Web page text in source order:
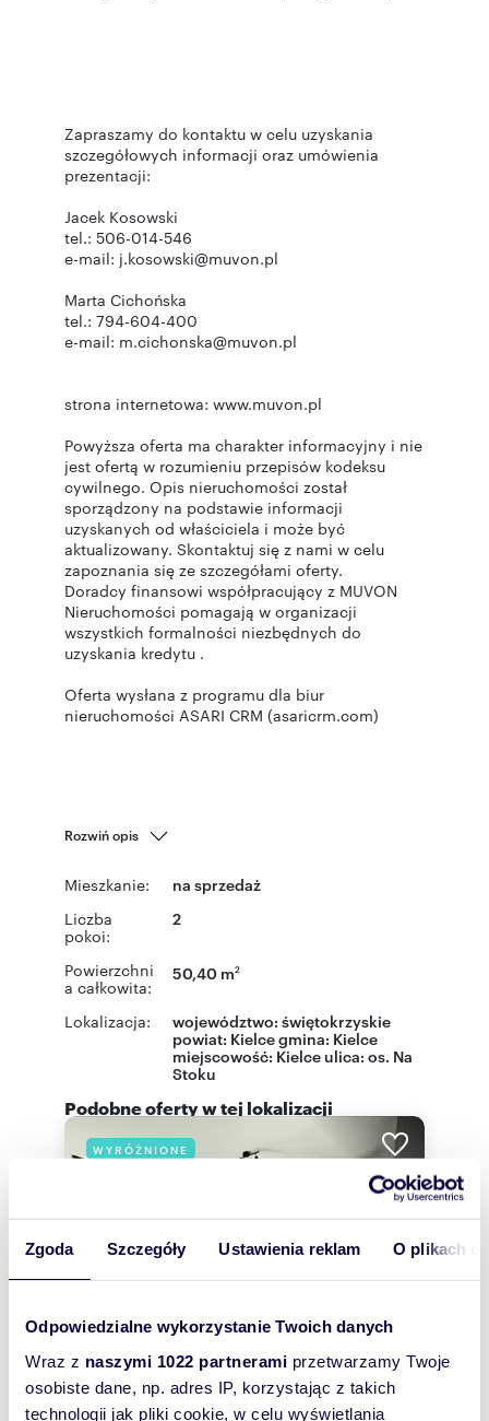
Zgoda Szczegóły Ustawienia reklam O plikach
Odpowiedzialne wykorzystanie Twoich danych
Wraz z naszymi 1022 partnerami przetwarzamy Twoje
osobiste dane, np. adres IP, korzystając z takich
technologii jak pliki cookie, w celu wyświetlania
Zapraszamy do kontaktu w celu uzyskania
szczegółowych informacji oraz umówienia
prezentacji:
Jacek Kosowski
tel.: 506-014-546
e-mail: j.kosowski@muvon.pl
Marta Cichońska
tel.: 794-604-400
e-mail: m.cichonska@muvon.pl
strona internetowa: www.muvon.pl
Powyższa oferta ma charakter informacyjny i nie
jest ofertą w rozumieniu przepisów kodeksu
cywilnego. Opis nieruchomości został
sporządzony na podstawie informacji
uzyskanych od właściciela i może być
aktualizowany. Skontaktuj się z nami w celu
zapoznania się ze szczegółami oferty.
Doradcy finansowi współpracujący z MUVON
Nieruchomości pomagają w organizacji
wszystkich formalności niezbędnych do
uzyskania kredytu .
Oferta wysłana z programu dla biur
nieruchomości ASARI CRM (asaricrm.com)
Rozwiń opis
Mieszkanie: na sprzedaż
Liczba
pokoi:
2
Powierzchni
a całkowita:
50,40 m2
Lokalizacja: województwo: świętokrzyskie
powiat: Kielcegmina: Kielce
miejscowość: Kielce ulica: os. Na
Stoku
Podobne oferty w tej lokalizacji
WYRÓŻNIONE